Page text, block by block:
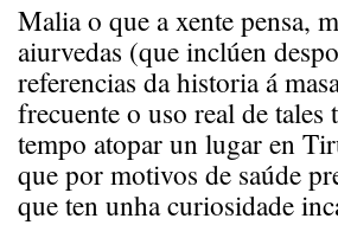
Malia o que a xente pensa,
aiurvedas (que inclúen
referencias da historia á
frecuente o uso real de
tempo atopar un lugar en
que por motivos de saúde
que ten unha curiosidade